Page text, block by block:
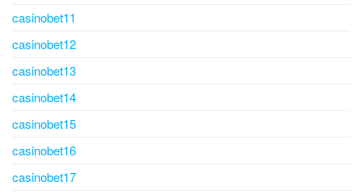
casinobet11
casinobet12
casinobet13
casinobet14
casinobet15
casinobet16
casinobet17